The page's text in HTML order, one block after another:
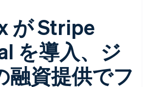
Metronome
従量課金
サブスクリ
プション
サブスクリ
プションの
管理
Invoicing
金
フォー
決済の
ユースケース別
エージェンティックコマ
ース
E コマース / ECサイト
Stripe Apps
ガイド
オンライン決済を受け付
サポート
サポートに問い合わせる
管理サポートプラン
が Stripe
を導入、ジ
融資提供でフ